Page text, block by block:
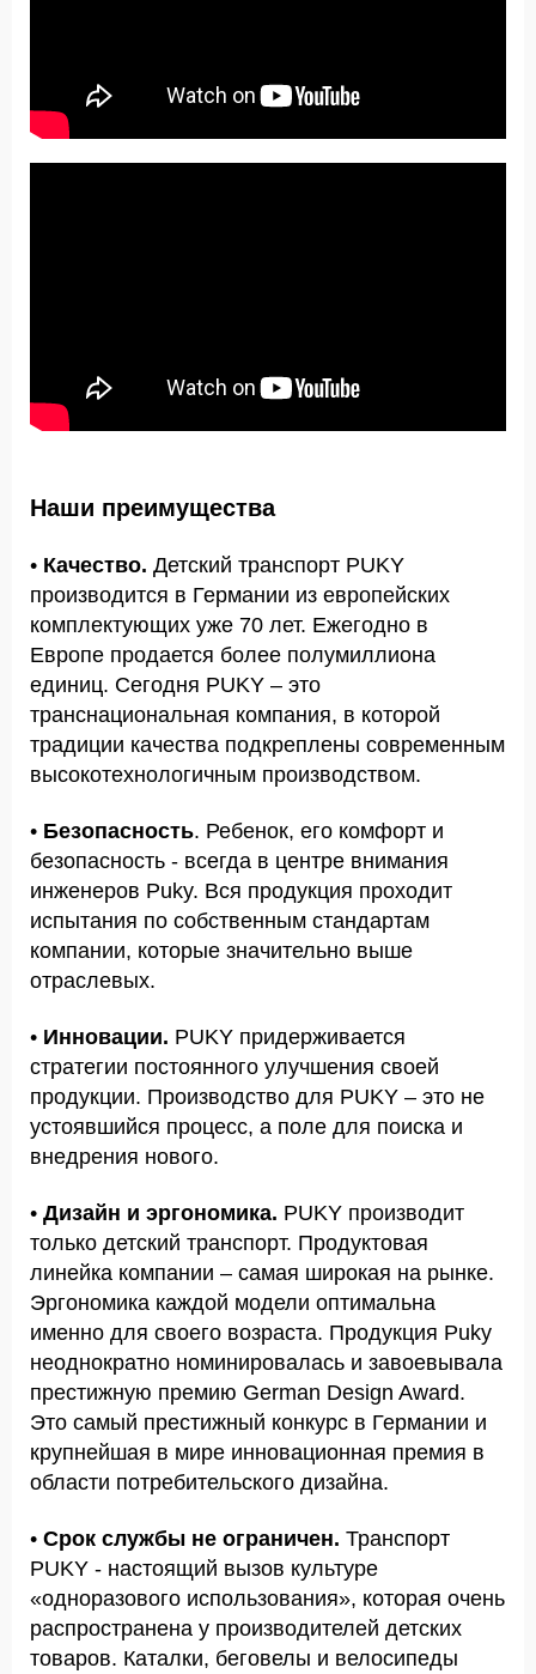
Наши преимущества
• Качество. Детский транспорт PUKY
производится в Германии из европейских
комплектующих уже 70 лет. Ежегодно в
Европе продается более полумиллиона
единиц. Сегодня PUKY – это
транснациональная компания, в которой
традиции качества подкреплены современным
высокотехнологичным производством.
• Безопасность. Ребенок, его комфорт и
безопасность - всегда в центре внимания
инженеров Puky. Вся продукция проходит
испытания по собственным стандартам
компании, которые значительно выше
отраслевых.
• Инновации. PUKY придерживается
стратегии постоянного улучшения своей
продукции. Производство для PUKY – это не
устоявшийся процесс, а поле для поиска и
внедрения нового.
• Дизайн и эргономика. PUKY производит
только детский транспорт. Продуктовая
линейка компании – самая широкая на рынке.
Эргономика каждой модели оптимальна
именно для своего возраста. Продукция Puky
неоднократно номинировалась и завоевывала
престижную премию German Design Award.
Это самый престижный конкурс в Германии и
крупнейшая в мире инновационная премия в
области потребительского дизайна.
• Срок службы не ограничен. Транспорт
PUKY - настоящий вызов культуре
«одноразового использования», которая очень
распространена у производителей детских
товаров. Каталки, беговелы и велосипеды